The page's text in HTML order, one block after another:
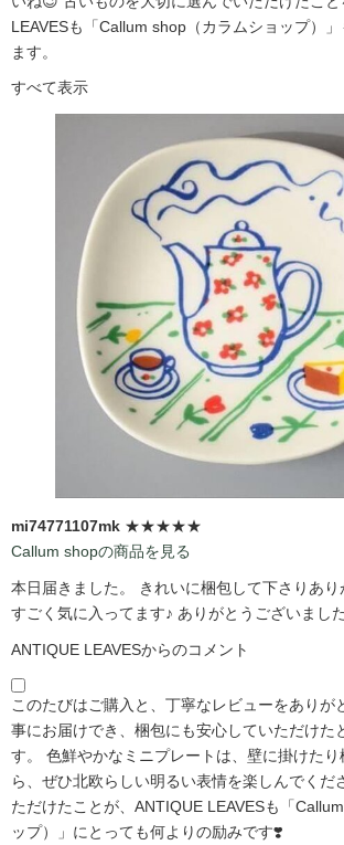
LEAVESも「Callum shop（カラムショップ）
ます。
すべて表示
mi74771107mk ★★★★★
Callum shopの商品を見る
本日届きました。 きれいに梱包して下さりあり
すごく気に入ってます♪ ありがとうございました
ANTIQUE LEAVESからのコメント
このたびはご購入と、丁寧なレビューをあり
事にお届けでき、梱包にも安心していただけた
す。 色鮮やかなミニプレートは、壁に掛けた
ら、ぜひ北欧らしい明るい表情を楽しんでくだ
ただけたことが、ANTIQUE LEAVESも「
ップ）」にとっても何よりの励みです❣️